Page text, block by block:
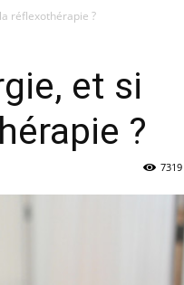
réflexothérapie ?
et si
?
7319